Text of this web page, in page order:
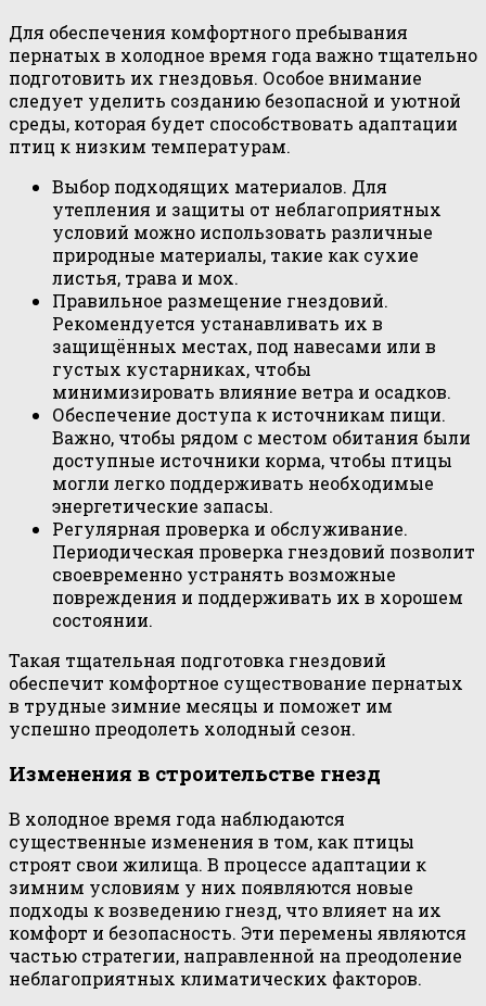
Для обеспечения комфортного пребывания
пернатых в холодное время года важно тщательно
подготовить их гнездовья. Особое внимание
следует уделить созданию безопасной и уютной
среды, которая будет способствовать адаптации
птиц к низким температурам.
Выбор подходящих материалов. Для
утепления и защиты от неблагоприятных
условий можно использовать различные
природные материалы, такие как сухие
листья, трава и мох.
Правильное размещение гнездовий.
Рекомендуется устанавливать их в
защищённых местах, под навесами или в
густых кустарниках, чтобы
минимизировать влияние ветра и осадков.
Обеспечение доступа к источникам пищи.
Важно, чтобы рядом с местом обитания были
доступные источники корма, чтобы птицы
могли легко поддерживать необходимые
энергетические запасы.
Регулярная проверка и обслуживание.
Периодическая проверка гнездовий позволит
своевременно устранять возможные
повреждения и поддерживать их в хорошем
состоянии.
Такая тщательная подготовка гнездовий
обеспечит комфортное существование пернатых
в трудные зимние месяцы и поможет им
успешно преодолеть холодный сезон.
Изменения в строительстве гнезд
В холодное время года наблюдаются
существенные изменения в том, как птицы
строят свои жилища. В процессе адаптации к
зимним условиям у них появляются новые
подходы к возведению гнезд, что влияет на их
комфорт и безопасность. Эти перемены являются
частью стратегии, направленной на преодоление
неблагоприятных климатических факторов.